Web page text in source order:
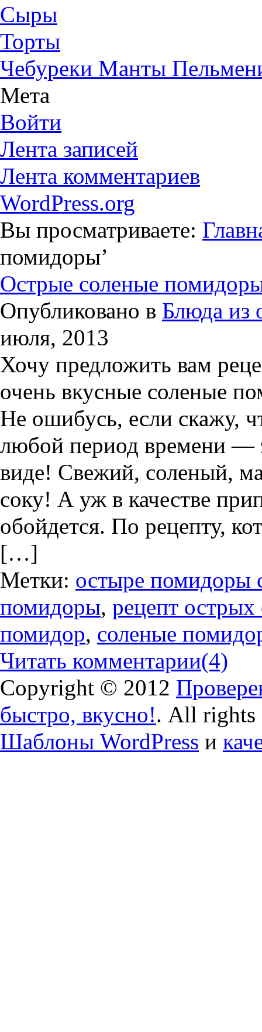
Сыры
Торты
Чебуреки Манты
Мета
Войти
Лента записей
Лента комментариев
WordPress.org
Вы просматриваете:
помидоры’
Острые соленые
Опубликовано в Блюда из
июля, 2013
Хочу предложить вам
очень вкусные соленые
Не ошибусь, если скажу,
любой период времени
виде! Свежий, соленый,
соку! А уж в качестве
обойдется. По рецепту,
[…]
Метки: остыре помидоры
помидоры, рецепт
помидор, соленые
Читать комментарии(4)
Copyright © 2012
быстро, вкусно!. All rights
Шаблоны WordPress и